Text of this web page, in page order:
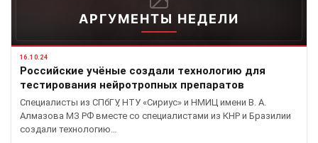
АРГУМЕНТЫ НЕДЕЛИ
16.10.24
Российские учёные создали технологию для
тестирования нейротропных препаратов
Специалисты из СПбГУ, НТУ «Сириус» и НМИЦ имени В. А.
Алмазова МЗ РФ вместе со специалистами из КНР и Бразилии
создали технологию…